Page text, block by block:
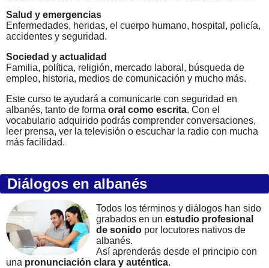
Salud y emergencias
Enfermedades, heridas, el cuerpo humano, hospital, policía,
accidentes y seguridad.
Sociedad y actualidad
Familia, política, religión, mercado laboral, búsqueda de
empleo, historia, medios de comunicación y mucho más.
Este curso te ayudará a comunicarte con seguridad en
albanés, tanto de forma oral como escrita. Con el
vocabulario adquirido podrás comprender conversaciones,
leer prensa, ver la televisión o escuchar la radio con mucha
más facilidad.
Diálogos en albanés
Todos los términos y diálogos han sido
grabados en un estudio profesional
de sonido por locutores nativos de
albanés.
Así aprenderás desde el principio con
una pronunciación clara y auténtica.